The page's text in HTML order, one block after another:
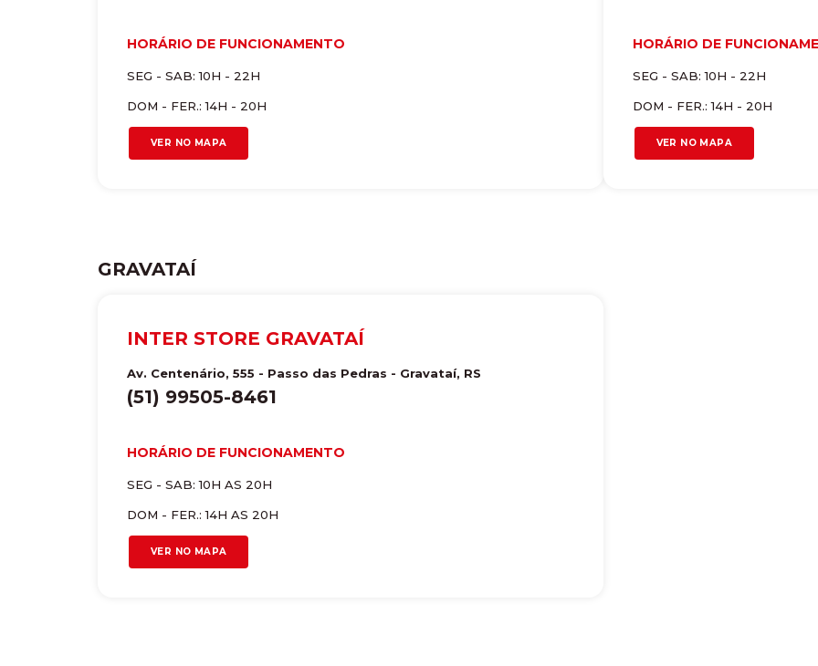
HORÁRIO DE FUNCIONAMENTO
SEG - SAB: 10H - 22H
DOM - FER.: 14H - 20H
VER NO MAPA
HORÁRIO DE
SEG - SAB: 10H - 22H
DOM - FER.: 14H - 20H
VER NO MAPA
GRAVATAÍ
INTER STORE GRAVATAÍ
Av. Centenário, 555 - Passo das Pedras - Gravataí, RS
(51) 99505-8461
HORÁRIO DE FUNCIONAMENTO
SEG - SAB: 10H AS 20H
DOM - FER.: 14H AS 20H
VER NO MAPA